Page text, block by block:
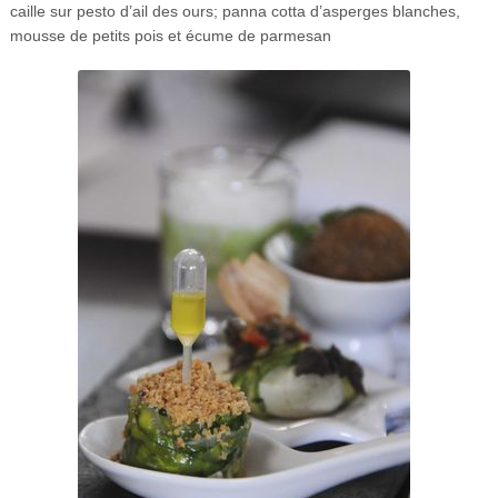
caille sur pesto d’ail des ours; panna cotta d’asperges blanches,
mousse de petits pois et écume de parmesan